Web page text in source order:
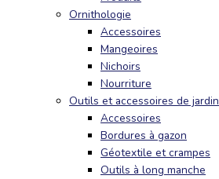
Ornithologie
Accessoires
Mangeoires
Nichoirs
Nourriture
Outils et accessoires de jardin
Accessoires
Bordures à gazon
Géotextile et crampes
Outils à long manche